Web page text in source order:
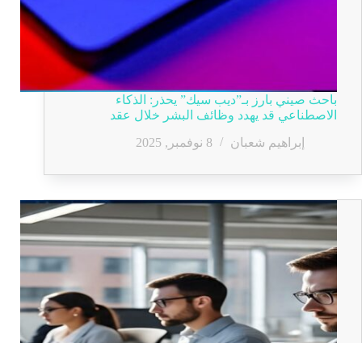
باحث صيني بارز بـ”ديب سيك” يحذر: الذكاء
الاصطناعي قد يهدد وظائف البشر خلال عقد
إبراهيم شعبان
8 نوفمبر, 2025